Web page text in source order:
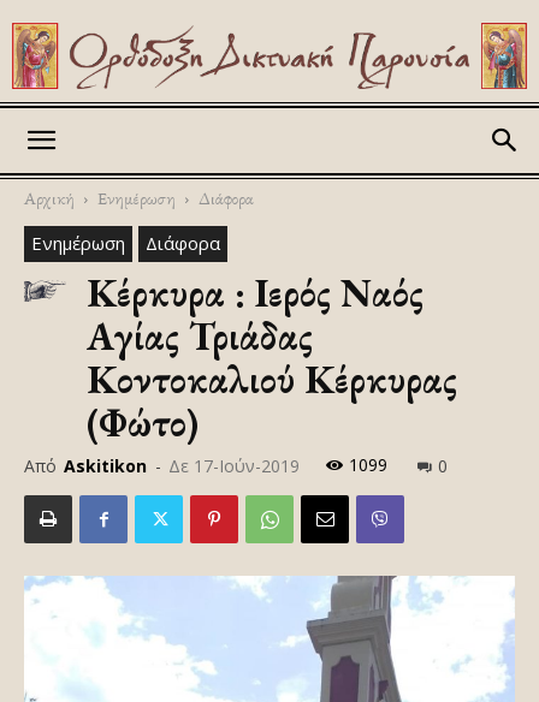
Αρχική Ενημέρωση Διάφορα
Ενημέρωση Διάφορα
Κέρκυρα : Ιερός Ναός
Αγίας Τριάδας
Κοντοκαλιού Κέρκυρας
(Φώτο)
Από Askitikon - Δε 17-Ιούν-2019 1099 0